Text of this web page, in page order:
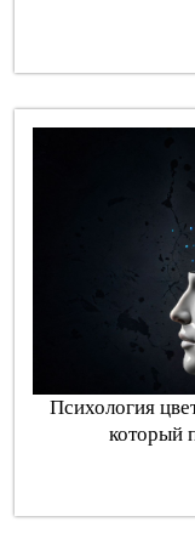
Психология
который